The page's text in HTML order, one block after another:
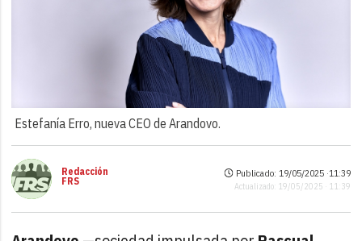
Estefanía Erro, nueva CEO de Arandovo.
Redacción
FRS
Publicado: 19/05/2025 ·11:39
Actualizado: 19/05/2025 · 11:39